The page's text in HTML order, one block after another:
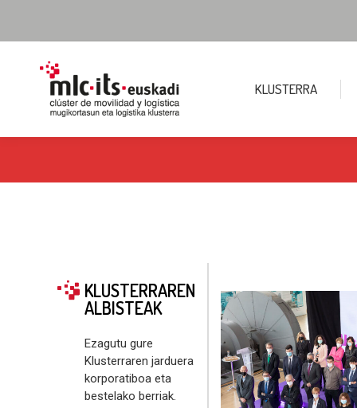
KLUSTERRA
KLUSTERRAREN
ALBISTEAK
Ezagutu gure
Klusterraren jarduera
korporatiboa eta
bestelako berriak.